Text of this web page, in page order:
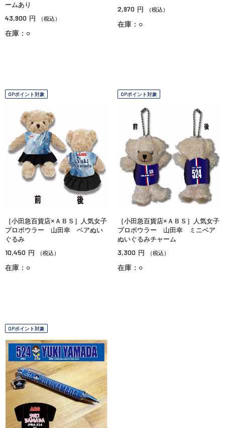
ームあり
43,900 円 （税込）
在庫：○
2,970 円 （税込）
在庫：○
OPポイント対象
［小田急百貨店×ＡＢＳ］人気女子
プロボウラー 山田幸 ベアぬい
ぐるみ
10,450 円 （税込）
在庫：○
OPポイント対象
［小田急百貨店×ＡＢＳ］人気女子
プロボウラー 山田幸 ミニベア
ぬいぐるみチャーム
3,300 円 （税込）
在庫：○
OPポイント対象